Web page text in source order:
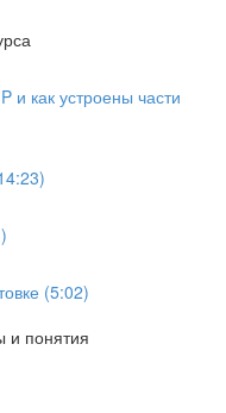
и как устроены части
(5:02)
и понятия